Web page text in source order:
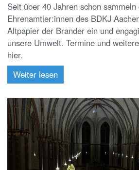
Seit über 40 Jahren schon sammeln
Ehrenamtler:innen des BDKJ
Altpapier der Brander ein und
unsere Umwelt. Termine und
hier.
Weiter lesen